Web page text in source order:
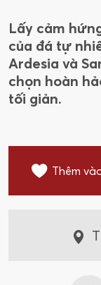
Lấy cảm
của đá tự
Ardesia và
chọn hoàn
tối giản.
Thêm